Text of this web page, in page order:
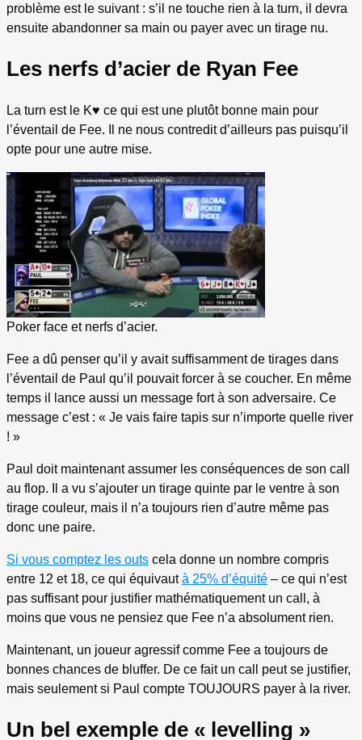
problème est le suivant : s’il ne touche rien à la turn, il devra
ensuite abandonner sa main ou payer avec un tirage nu.
Les nerfs d’acier de Ryan Fee
La turn est le K♥ ce qui est une plutôt bonne main pour
l’éventail de Fee. Il ne nous contredit d’ailleurs pas puisqu’il
opte pour une autre mise.
Poker face et nerfs d’acier.
Fee a dû penser qu’il y avait suffisamment de tirages dans
l’éventail de Paul qu’il pouvait forcer à se coucher. En même
temps il lance aussi un message fort à son adversaire. Ce
message c’est : « Je vais faire tapis sur n’importe quelle river
! »
Paul doit maintenant assumer les conséquences de son call
au flop. Il a vu s’ajouter un tirage quinte par le ventre à son
tirage couleur, mais il n’a toujours rien d’autre même pas
donc une paire.
Si vous comptez les outs cela donne un nombre compris
entre 12 et 18, ce qui équivautà 25% d’équité – ce qui n’est
pas suffisant pour justifier mathématiquement un call, à
moins que vous ne pensiez que Fee n’a absolument rien.
Maintenant, un joueur agressif comme Fee a toujours de
bonnes chances de bluffer. De ce fait un call peut se justifier,
mais seulement si Paul compte TOUJOURS payer à la river.
Un bel exemple de « levelling »